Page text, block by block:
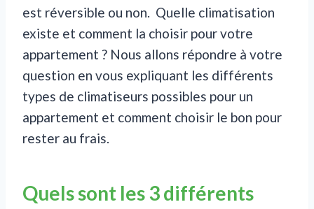
est réversible ou non. Quelle climatisation
existe et comment la choisir pour votre
appartement ? Nous allons répondre à votre
question en vous expliquant les différents
types de climatiseurs possibles pour un
appartement et comment choisir le bon pour
rester au frais.
Quels sont les 3 différents